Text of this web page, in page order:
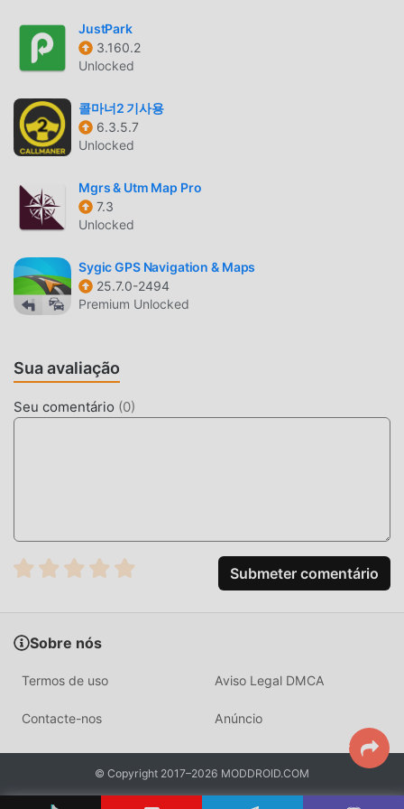
todas as funções gratuitamente! Além disso, moddroid
também oferece suporte para os fãs de aplicativos de
outros e compartilhe a felicidade que eles encontram no
app. O que você está esperando? Venha e baixe agora!
Além de oferecer mods originais de Modroid LimeJet Taxi
0.46.04, o modroid é completamente gratuito, oferecendo
alto nível doLimeJet Taxi 0.46.04 com a mais completa
funcionalidade. Além disso, todos os mods foram
manualmente autenticados pelo modroid e
LimeJet Taxi 0.46.04 com um clique, e aproveitar a
completo com um click. Tem muitos jogos mod populares
esperando por você. O que você está esperando? Baixe
agora!
JustPark
3.160.2
Unlocked
콜마너2 기사용
6.3.5.7
Unlocked
Mgrs & Utm Map Pro
7.3
Unlocked
Sygic GPS Navigation & Maps
25.7.0-2494
Premium Unlocked
Sua avaliação
Seu comentário (0)
Submeter comentário
Sobre nós
Termos de uso Aviso Legal DMCA
Contacte-nos Anúncio
© Copyright 2017–2026 MODDROID.COM